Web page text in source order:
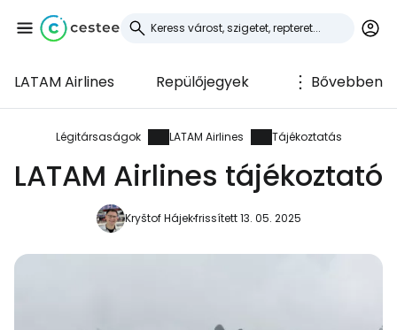
LATAM Airlines Repülőjegyek Bővebben
Légitársaságok LATAM Airlines Tájékoztatás
LATAM Airlines tájékoztató
Kryštof Hájekfrissített 13. 05. 2025
Bejelentkezés a
Cestee-be
... az utazási közösség világszerte